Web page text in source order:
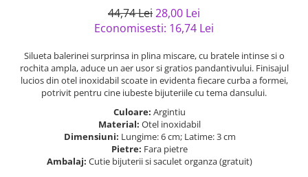
Solutii si lavete de curatare
44,74 Lei28,00 Lei
Economisesti: 16,74 Lei
Silueta balerinei surprinsa in plina miscare, cu bratele intinse si o
rochita ampla, aduce un aer usor si gratios pandantivului. Finisajul
lucios din otel inoxidabil scoate in evidenta fiecare curba a formei,
potrivit pentru cine iubeste bijuteriile cu tema dansului.
Culoare: Argintiu
Material: Otel inoxidabil
Dimensiuni: Lungime: 6 cm; Latime: 3 cm
Pietre: Fara pietre
Ambalaj: Cutie bijuterii si saculet organza (gratuit)